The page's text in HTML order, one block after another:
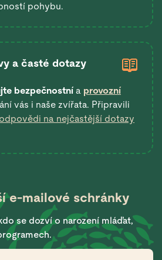
pohybu.
a časté dotazy
bezpečnostní a provozní
vás i naše zvířata. Připravili
odpovědi na nejčastější dotazy
e-mailové schránky
se dozví o narození mláďat,